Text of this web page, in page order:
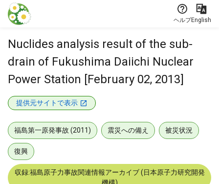
本文に飛ぶ
ヘルプEnglish
Nuclides analysis result of the sub-
drain of Fukushima Daiichi Nuclear
Power Station [February 02, 2013]
提供元サイトで表示
福島第一原発事故 (2011) 震災への備え 被災状況
復興
収録:福島原子力事故関連情報アーカイブ (日本原子力研究開発